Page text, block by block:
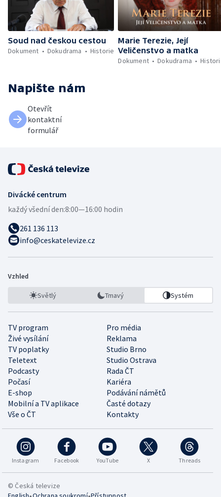
Soud nad českou cestou
Dokument
Dokudrama Historie
Marie Terezie, Její
Veličenstvo a matka
Dokument
Dokudrama
Napište nám
Otevřít
kontaktní
formulář
Divácké centrum
každý všední den:8:00—16:00 hodin
261 136 113
info@ceskatelevize.cz
Vzhled
Světlý Tmavý Systém
TV program
Pro média
Živé vysílání
Reklama
TV poplatky
Studio Brno
Teletext
Studio Ostrava
Podcasty
Rada ČT
Počasí
Kariéra
E-shop
Podávání námětů
Mobilní a TV aplikace
Časté dotazy
Vše o ČT
Kontakty
Instagram Facebook YouTube X Threads
© Česká televize